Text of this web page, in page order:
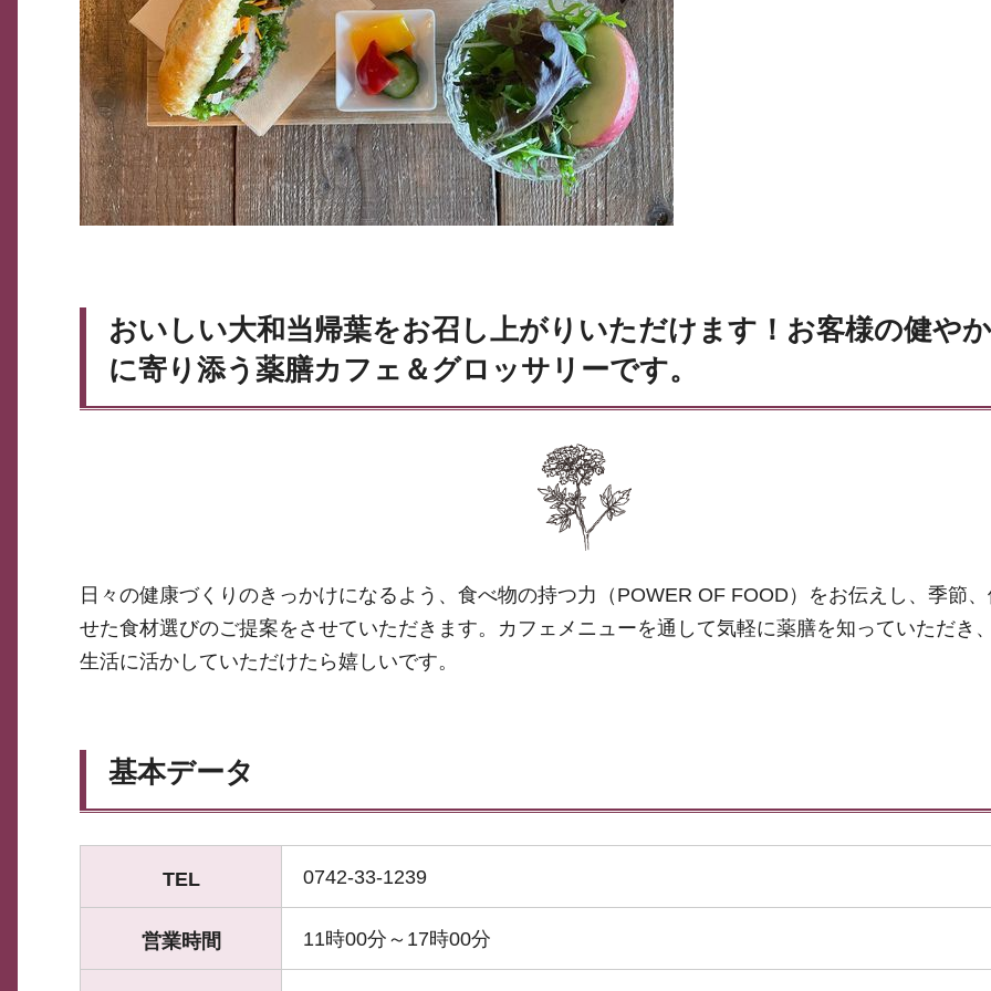
おいしい大和当帰葉をお召し上がりいただけます！お客様の健や
に寄り添う薬膳カフェ＆グロッサリーです。
日々の健康づくりのきっかけになるよう、食べ物の持つ力（POWER OF FOOD）をお伝えし、季節
せた食材選びのご提案をさせていただきます。カフェメニューを通して気軽に薬膳を知っていただき
生活に活かしていただけたら嬉しいです。
基本データ
TEL 0742-33-1239
営業時間 11時00分～17時00分